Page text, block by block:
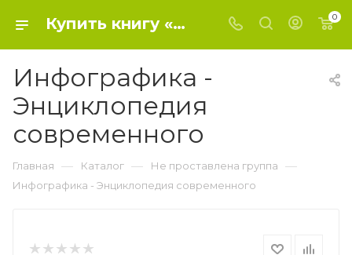
Купить книгу «Инфографика - Энциклопедия современного» 0, - Не проставлена группа 0
Инфографика -
Энциклопедия
современного
Главная — Каталог — Не проставлена группа —
Инфографика - Энциклопедия современного